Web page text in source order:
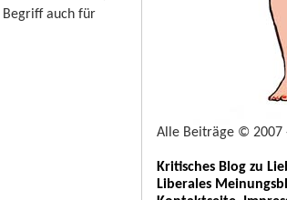
auch für
Alle Beiträge © 2007
Kritisches Blog zu
Liberales